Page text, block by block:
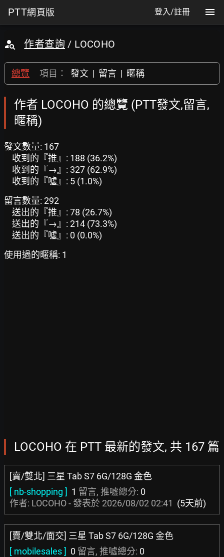
PTT網頁版 登入/註冊
作者查詢 / LOCOHO
總覽 項目： 發文 | 留言 | 暱稱
作者 LOCOHO 的總覽 (PTT發文,留言,
暱稱)
發文數量: 167
收到的『推』: 188 (36.2%)
收到的『→』: 327 (62.9%)
收到的『噓』: 5 (1.0%)
留言數量: 292
送出的『推』: 78 (26.7%)
送出的『→』: 214 (73.3%)
送出的『噓』: 0 (0.0%)
使用過的暱稱: 1
LOCOHO 在 PTT 最新的發文, 共 167 篇
[賣/雙北] 三星 Tab S7 6G/128G 金色
[ nb-shopping ] 1 留言, 推噓總分: 0
作者: LOCOHO - 發表於 2026/08/02 02:41 (5天前)
[賣/雙北/面交] 三星 Tab S7 6G/128G 金色
[ mobilesales ] 0 留言, 推噓總分: 0